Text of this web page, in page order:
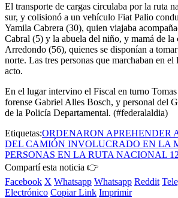
El transporte de cargas circulaba por la ruta
sur, y colisionó a un vehículo Fiat Palio
Yamila Cabrera (30), quien viajaba
Cabral (5) y la abuela del niño, y mamá de la
Arredondo (56), quienes se disponían a
norte. Las tres personas que marchaban en
acto.
En el lugar intervino el Fiscal en turno
forense Gabriel Alles Bosch, y personal del
de la Policía Departamental. (#federalaldia)
Etiquetas:ORDENARON APREHENDER
DEL CAMIÓN INVOLUCRADO EN LA
PERSONAS EN LA RUTA NACIONAL
Compartí esta noticia 👉
Facebook X Whatsapp Whatsapp Reddit
Electrónico Copiar Link Imprimir